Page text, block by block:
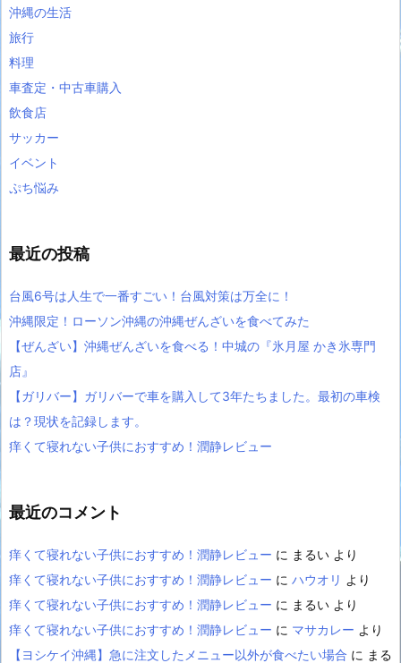
沖縄の生活
旅行
料理
車査定・中古車購入
飲食店
サッカー
イベント
ぷち悩み
最近の投稿
台風6号は人生で一番すごい！台風対策は万全に！
沖縄限定！ローソン沖縄の沖縄ぜんざいを食べてみた
【ぜんざい】沖縄ぜんざいを食べる！中城の『氷月屋 かき氷専門
店』
【ガリバー】ガリバーで車を購入して3年たちました。最初の車検
は？現状を記録します。
痒くて寝れない子供におすすめ！潤静レビュー
最近のコメント
痒くて寝れない子供におすすめ！潤静レビュー に まるい より
痒くて寝れない子供におすすめ！潤静レビュー に ハウオリ より
痒くて寝れない子供におすすめ！潤静レビュー に まるい より
痒くて寝れない子供におすすめ！潤静レビュー に マサカレー より
【ヨシケイ沖縄】急に注文したメニュー以外が食べたい場合 に まる